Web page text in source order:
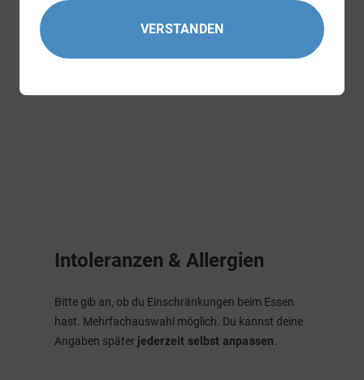
VERSTANDEN
Deine Ernährungsweise
Bitte wähle deine Ernährungsweise aus. Du kannst
Intoleranzen & Allergien
Bitte gib an, ob du Einschränkungen beim Essen
hast. Mehrfachauswahl möglich. Du kannst deine
Angaben später jederzeit selbst anpassen